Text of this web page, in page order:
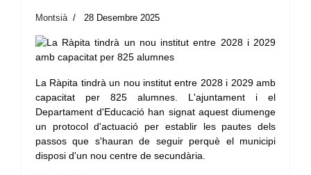
Montsià 28 Desembre 2025
La Ràpita tindrà un nou institut entre 2028 i 2029 amb
capacitat per 825 alumnes. L'ajuntament i el
Departament d'Educació han signat aquest diumenge
un protocol d'actuació per establir les pautes dels
passos que s'hauran de seguir perquè el municipi
disposi d'un nou centre de secundària.